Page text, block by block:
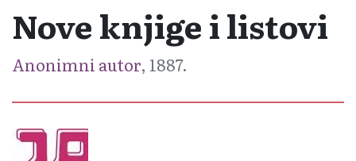
Nove knjige i listovi
Anonimni autor, 1887.